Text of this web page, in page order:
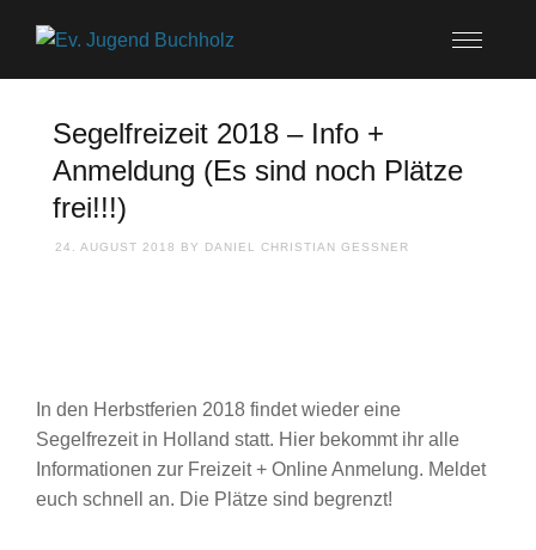
Segelfreizeit 2018 – Info +
Anmeldung (Es sind noch Plätze
frei!!!)
24. AUGUST 2018 BY DANIEL CHRISTIAN GESSNER
In den Herbstferien 2018 findet wieder eine
Segelfrezeit in Holland statt. Hier bekommt ihr alle
Informationen zur Freizeit + Online Anmelung. Meldet
euch schnell an. Die Plätze sind begrenzt!